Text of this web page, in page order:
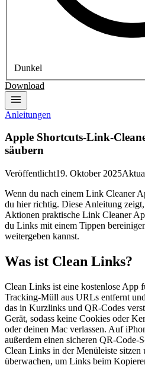
Dunkel
Download
Anleitungen
Apple Shortcuts-Link-
säubern
Veröffentlicht19. Oktober 2025
Wenn du nach einem Link Cleaner
du hier richtig. Diese Anleitung
Aktionen praktische Link Cleaner
du Links mit einem Tippen
weitergeben kannst.
Was ist Clean Links?
Clean Links ist eine kostenlose App
Tracking-Müll aus URLs entfernt
das in Kurzlinks und QR-Codes
Gerät, sodass keine Cookies oder
oder deinen Mac verlassen. Auf
außerdem einen sicheren QR-Code-
Clean Links in der Menüleiste sitzen
überwachen, um Links beim